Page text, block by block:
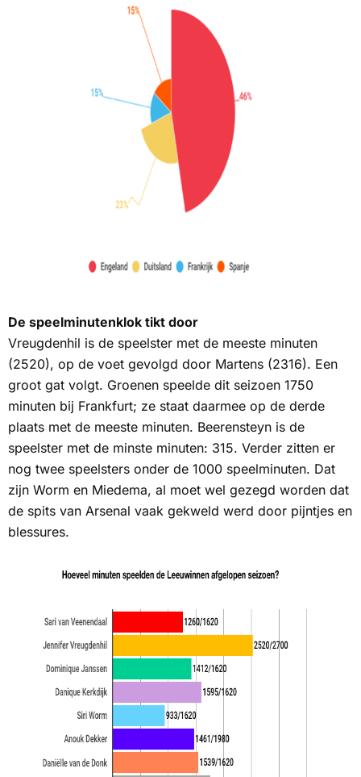
De speelminutenklok tikt door
Vreugdenhil is de speelster met de meeste minuten
(2520), op de voet gevolgd door Martens (2316). Een
groot gat volgt. Groenen speelde dit seizoen 1750
minuten bij Frankfurt; ze staat daarmee op de derde
plaats met de meeste minuten. Beerensteyn is de
speelster met de minste minuten: 315. Verder zitten er
nog twee speelsters onder de 1000 speelminuten. Dat
zijn Worm en Miedema, al moet wel gezegd worden dat
de spits van Arsenal vaak gekweld werd door pijntjes en
blessures.